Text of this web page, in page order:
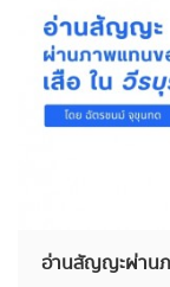
อ่านสัญญะผ่านภ